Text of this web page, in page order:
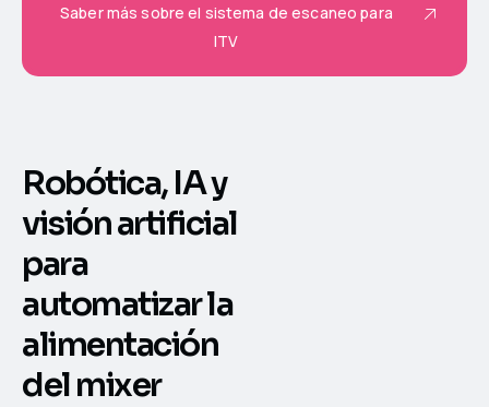
Saber más sobre el sistema de escaneo para
ITV
Robótica, IA y
visión artificial
para
automatizar la
alimentación
del mixer